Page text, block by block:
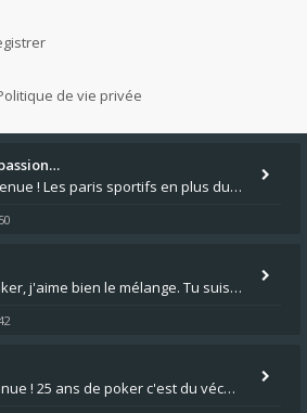
de vie privée
Salut Cosmostar, Bienvenue ! Les paris sportifs en plus du poker, c'est ce que je fais aussi. Surtout la NBA, je mise su
Salut Alain, Rugby et poker, j'aime bien le mélange. Tu suis le rugby du coin ? Moi j'essaie d'aller voir des matchs de
Salut Stéphane, Bienvenue ! 25 ans de poker c'est du vécu quand même. Moi je suis relativementnouveau (2018) mais j'ai a